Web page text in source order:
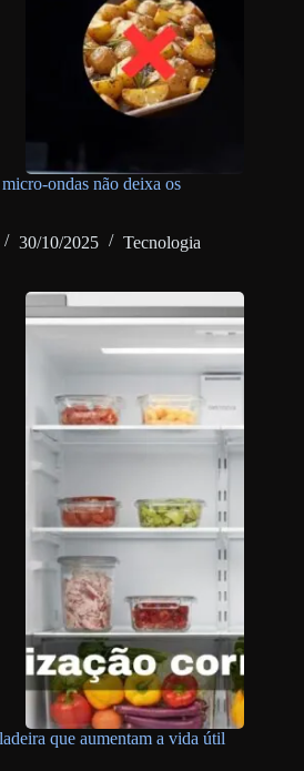
ondas não deixa os
30/10/2025 Tecnologia
que aumentam a vida útil